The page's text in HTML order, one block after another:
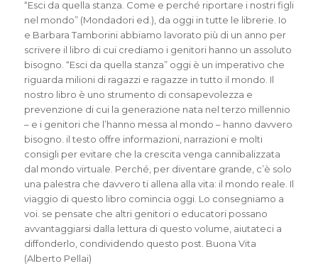
“Esci da quella stanza. Come e perché riportare i nostri figli
nel mondo” (Mondadori ed.), da oggi in tutte le librerie. Io
e Barbara Tamborini abbiamo lavorato più di un anno per
scrivere il libro di cui crediamo i genitori hanno un assoluto
bisogno. “Esci da quella stanza” oggi è un imperativo che
riguarda milioni di ragazzi e ragazze in tutto il mondo. Il
nostro libro è uno strumento di consapevolezza e
prevenzione di cui la generazione nata nel terzo millennio
– e i genitori che l’hanno messa al mondo – hanno davvero
bisogno. il testo offre informazioni, narrazioni e molti
consigli per evitare che la crescita venga cannibalizzata
dal mondo virtuale. Perché, per diventare grande, c’è solo
una palestra che davvero ti allena alla vita: il mondo reale. Il
viaggio di questo libro comincia oggi. Lo consegniamo a
voi. se pensate che altri genitori o educatori possano
avvantaggiarsi dalla lettura di questo volume, aiutateci a
diffonderlo, condividendo questo post. Buona Vita
(Alberto Pellai)